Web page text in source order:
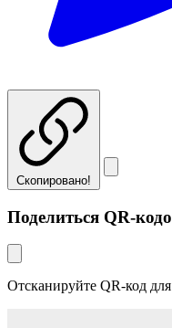
Скопировано!
Поделиться QR-
Отсканируйте QR-код